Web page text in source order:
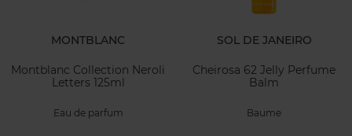
MONTBLANC
Montblanc Collection Neroli
Letters 125ml
Eau de parfum
SOL DE JANEIRO
Cheirosa 62 Jelly Perfume
Balm
Baume